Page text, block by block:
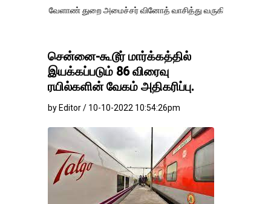
துறை அமைச்சர் வினோத் வாசித்து வருகிறார். �.
சென்னை-கூடூர் மார்க்கத்தில்
இயக்கப்படும் 86 விரைவு
ரயில்களின் வேகம் அதிகரிப்பு.
by Editor / 10-10-2022 10:54:26pm